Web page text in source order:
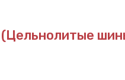
(Цельнолитые